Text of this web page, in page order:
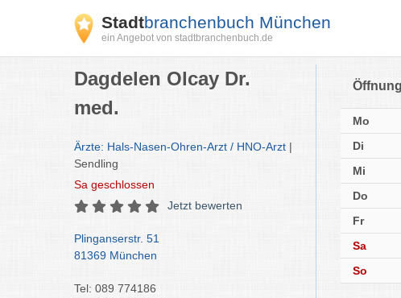
Stadtbranchenbuch München
ein Angebot von stadtbranchenbuch.de
Dagdelen Olcay Dr.
med.
Ärzte: Hals-Nasen-Ohren-Arzt / HNO-Arzt |
Sendling
Sa geschlossen
Jetzt bewerten
Plinganserstr. 51
81369 München
Tel: 089 774186
Mo
Di
Mi
Do
Fr
Sa
So